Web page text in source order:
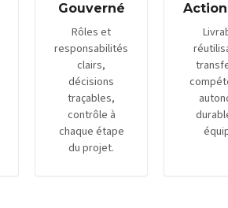
Gouverné
Rôles et
responsabilités
clairs,
décisions
traçables,
contrôle à
chaque étape
du projet.